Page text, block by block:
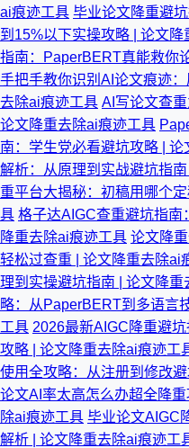
ai痕迹工具 毕业论文降重避
到15%以下实操攻略 | 论文
指南：PaperBERT真能救你
手把手教你识别AI论文痕迹
去除ai痕迹工具 AI写论文查
论文降重去除ai痕迹工具
南：学生党必看避坑攻略 |
解析：从原理到实战避坑指
重平台大揭秘：初稿用哪个
具 格子达AIGC查重避坑指南
降重去除ai痕迹工具 论文降
轻松过查重 | 论文降重去除ai
理到实操避坑指南 | 论文降重
略：从PaperBERT到多语言
工具 2026最新AIGC降重避
攻略 | 论文降重去除ai痕迹工
使用全攻略：从注册到修改
论文AI率太高怎么办超全降
除ai痕迹工具 毕业论文AIGC
解析 | 论文降重去除ai痕迹工